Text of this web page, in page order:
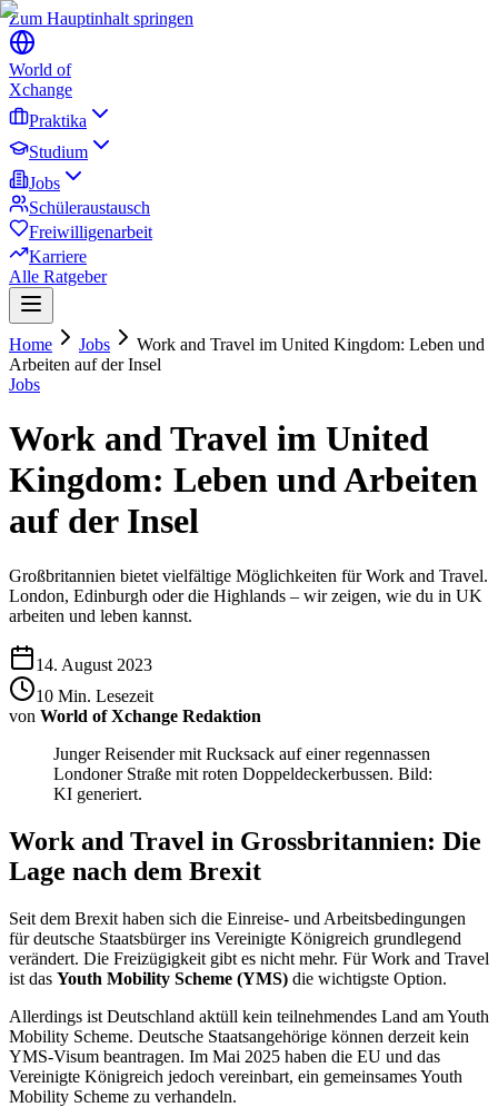
Zum Hauptinhalt springen
World of
Xchange
Praktika
Studium
Jobs
Schüleraustausch
Freiwilligenarbeit
Karriere
Alle Ratgeber
Home Jobs
Work and Travel im United Kingdom: Leben und
Arbeiten auf der Insel
Jobs
Work and Travel im United
Kingdom: Leben und Arbeiten
auf der Insel
Großbritannien bietet vielfältige Möglichkeiten für Work and Travel.
London, Edinburgh oder die Highlands – wir zeigen, wie du in UK
arbeiten und leben kannst.
14. August 2023
10 Min. Lesezeit
von World of Xchange Redaktion
Junger Reisender mit Rucksack auf einer regennassen
Londoner Straße mit roten Doppeldeckerbussen. Bild:
KI generiert.
Work and Travel in Grossbritannien: Die
Lage nach dem Brexit
Seit dem Brexit haben sich die Einreise- und Arbeitsbedingungen
für deutsche Staatsbürger ins Vereinigte Königreich grundlegend
verändert. Die Freizügigkeit gibt es nicht mehr. Für Work and Travel
ist das Youth Mobility Scheme (YMS) die wichtigste Option.
Allerdings ist Deutschland aktüll kein teilnehmendes Land am Youth
Mobility Scheme. Deutsche Staatsangehörige können derzeit kein
YMS-Visum beantragen. Im Mai 2025 haben die EU und das
Vereinigte Königreich jedoch vereinbart, ein gemeinsames Youth
Mobility Scheme zu verhandeln.